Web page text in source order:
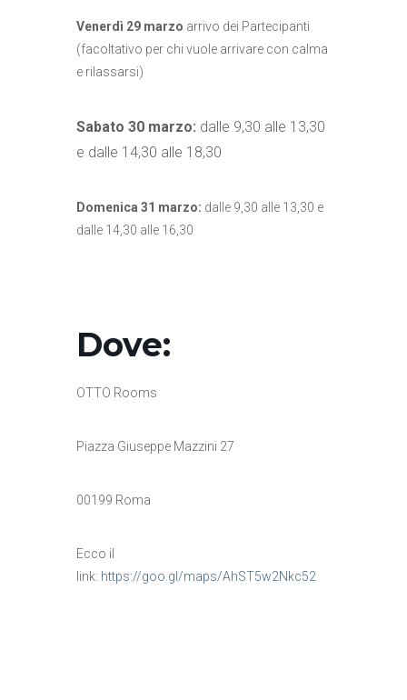
Venerdì 29 marzo arrivo dei Partecipanti
(facoltativo per chi vuole arrivare con calma
e rilassarsi)
Sabato 30 marzo: dalle 9,30 alle 13,30
e dalle 14,30 alle 18,30
Domenica 31 marzo: dalle 9,30 alle 13,30 e
dalle 14,30 alle 16,30
Dove:
OTTO Rooms
Piazza Giuseppe Mazzini 27
00199 Roma
Ecco il
link: https://goo.gl/maps/AhST5w2Nkc52